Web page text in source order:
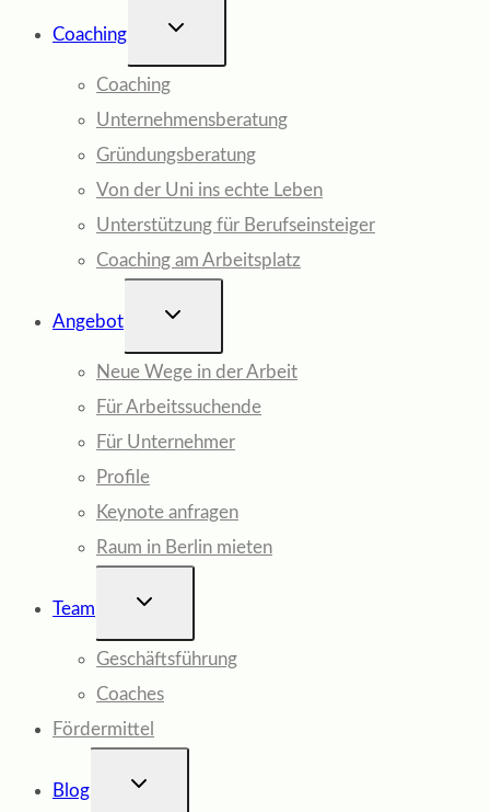
Coaching
UNTERMENÜ
Coaching
Unternehmensberatung
Gründungsberatung
Von der Uni ins echte Leben
Unterstützung für Berufseinsteiger
Coaching am Arbeitsplatz
Angebot
UNTERMENÜ
Neue Wege in der Arbeit
Für Arbeitssuchende
Für Unternehmer
Profile
Keynote anfragen
Raum in Berlin mieten
Team
UNTERMENÜ
Geschäftsführung
Coaches
Fördermittel
Blog
UNTERMENÜ